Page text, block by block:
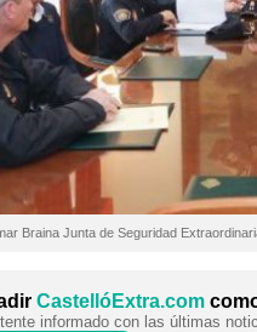
Braina Junta de Seguridad
CastellóExtra.com
informado con las últimas